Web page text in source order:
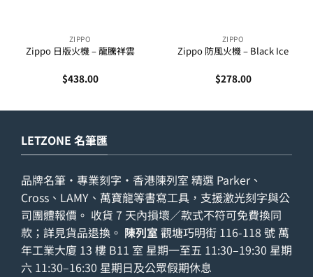
ZIPPO
Zippo 日版火機 – 龍騰祥雲
$438.00
ZIPPO
Zippo 防風火機 – Black Ice
$278.00
LETZONE 名筆匯
品牌名筆・專業刻字・香港陳列室 精選 Parker、
Cross、LAMY、萬寶龍等書寫工具，支援激光刻字與公
司團體報價。 收貨 7 天內損壞／款式不符可免費換同
款；詳見貨品退換 。 陳列室 觀塘巧明街 116-118 號 萬
年工業大廈 13 樓 B11 室 星期一至五 11:30–19:30 星期
六 11:30–16:30 星期日及公眾假期休息